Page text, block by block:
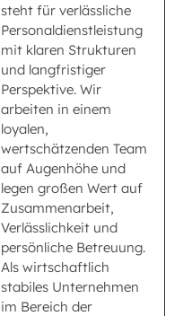
steht für verlässliche
Personaldienstleistung
mit klaren Strukturen
und langfristiger
Perspektive. Wir
arbeiten in einem
loyalen,
wertschätzenden Team
auf Augenhöhe und
legen großen Wert auf
Zusammenarbeit,
Verlässlichkeit und
persönliche Betreuung.
Als wirtschaftlich
stabiles Unternehmen
im Bereich der